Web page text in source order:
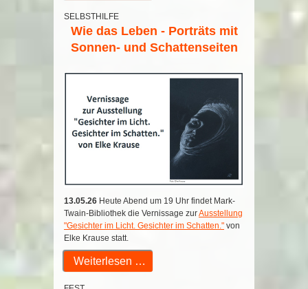
SELBSTHILFE
Wie das Leben - Porträts mit
Sonnen- und Schattenseiten
13.05.26 Heute Abend um 19 Uhr findet Mark-
Twain-Bibliothek die Vernissage zurAusstellung
"Gesichter im Licht. Gesichter im Schatten." von
Elke Krause statt.
Weiterlesen …